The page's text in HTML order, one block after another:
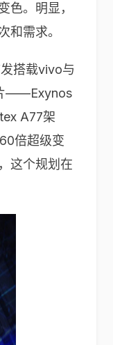
色。明显，
和需求。
搭载vivo与
——Exynos
A77架
倍超级变
这个规划在